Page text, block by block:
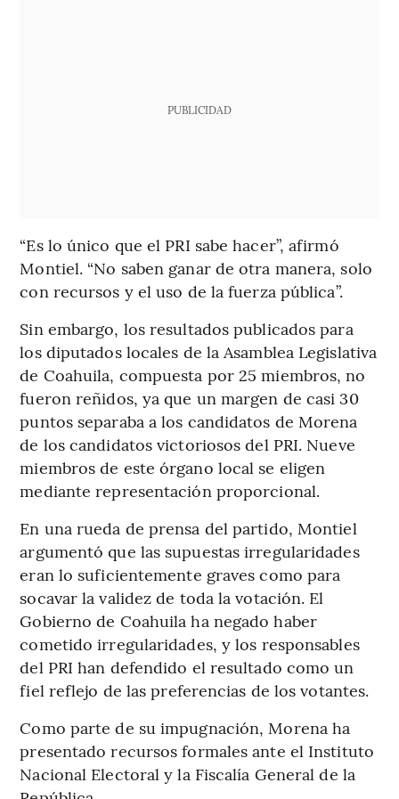
PUBLICIDAD
“Es lo único que el PRI sabe hacer”, afirmó
Montiel. “No saben ganar de otra manera, solo
con recursos y el uso de la fuerza pública”.
Sin embargo, los resultados publicados para
los diputados locales de la Asamblea Legislativa
de Coahuila, compuesta por 25 miembros, no
fueron reñidos, ya que un margen de casi 30
puntos separaba a los candidatos de Morena
de los candidatos victoriosos del PRI. Nueve
miembros de este órgano local se eligen
mediante representación proporcional.
En una rueda de prensa del partido, Montiel
argumentó que las supuestas irregularidades
eran lo suficientemente graves como para
socavar la validez de toda la votación. El
Gobierno de Coahuila ha negado haber
cometido irregularidades, y los responsables
del PRI han defendido el resultado como un
fiel reflejo de las preferencias de los votantes.
Como parte de su impugnación, Morena ha
presentado recursos formales ante el Instituto
Nacional Electoral y la Fiscalía General de la